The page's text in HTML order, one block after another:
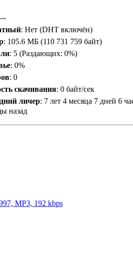
: Нет (DHT включён)
: 105.6 МБ (110 731 759 байт)
: 5 (Раздающих: 0%)
: 0%
: 0
скачивания: 0 байт/сек
личер: 7 лет 4 месяца 7 дней 6
назад
MP3, 192 kbps